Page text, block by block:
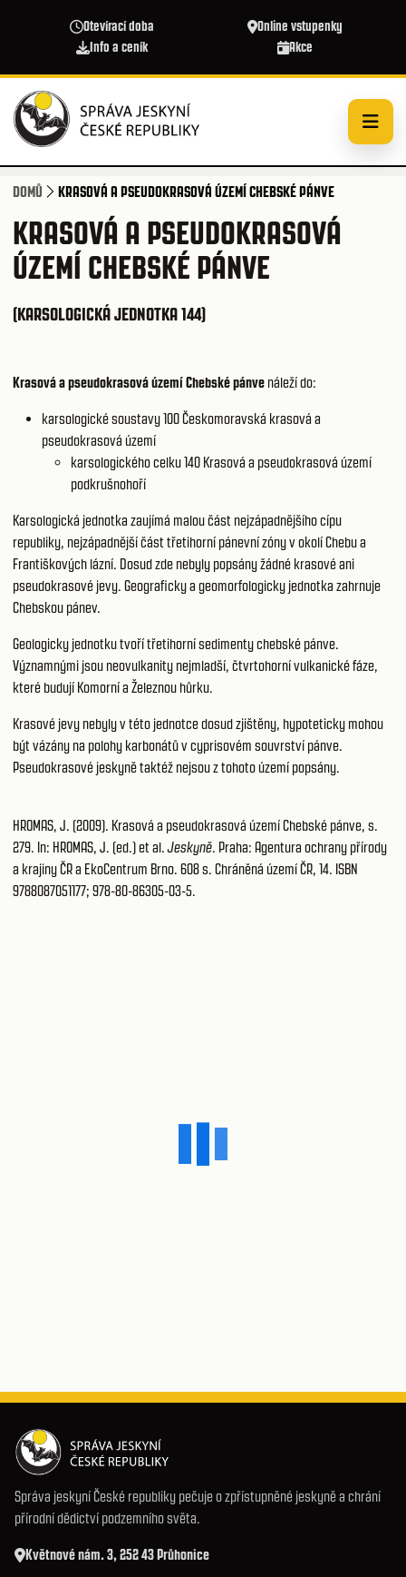
Otevírací doba
Online vstupenky
Info a ceník
Akce
DOMŮ KRASOVÁ A PSEUDOKRASOVÁ ÚZEMÍ CHEBSKÉ PÁNVE
KRASOVÁ A PSEUDOKRASOVÁ
ÚZEMÍ CHEBSKÉ PÁNVE
(KARSOLOGICKÁ JEDNOTKA 144)
Krasová a pseudokrasová území Chebské pánve náleží do:
karsologické soustavy 100Českomoravská krasová a
pseudokrasová území
karsologického celku 140 Krasová a pseudokrasová území
podkrušnohoří
Karsologická jednotka zaujímá malou část nejzápadnějšího cípu
republiky, nejzápadnější část třetihorní pánevní zóny v okolí Chebu a
Františkových lázní. Dosud zde nebyly popsány žádné krasové ani
pseudokrasové jevy. Geograficky a geomorfologicky jednotka zahrnuje
Chebskou pánev.
Geologicky jednotku tvoří třetihorní sedimenty chebské pánve.
Významnými jsou neovulkanity nejmladší, čtvrtohorní vulkanické fáze,
které budují Komorní a Železnou hůrku.
Krasové jevy nebyly v této jednotce dosud zjištěny, hypoteticky mohou
být vázány na polohy karbonátů v cyprisovém souvrství pánve.
Pseudokrasové jeskyně taktéž nejsou z tohoto území popsány.
HROMAS, J. (2009). Krasová a pseudokrasová území Chebské pánve, s.
279. In: HROMAS, J. (ed.) et al.Jeskyně. Praha: Agentura ochrany přírody
a krajiny ČR a EkoCentrum Brno. 608 s. Chráněná území ČR, 14. ISBN
9788087051177; 978-80-86305-03-5.
Správa jeskyní České republiky pečuje o zpřístupněné jeskyně a chrání
přírodní dědictví podzemního světa.
Květnové nám. 3, 252 43 Průhonice